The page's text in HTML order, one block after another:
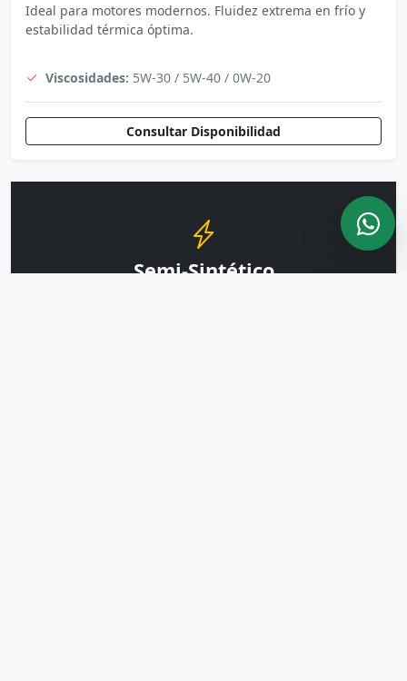
Ideal para motores modernos. Fluidez extrema en frío y
estabilidad térmica óptima.
Viscosidades: 5W-30 / 5W-40 / 0W-20
Consultar Disponibilidad
Semi-Sintético